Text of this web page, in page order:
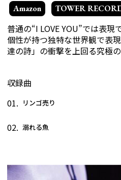
Amazon TOWER
普通の“I LOVE YOU”では表現
個性が持つ独特な世界観で表
達の詩」の衝撃を上回る究極の
収録曲
01. リンゴ売り
02. 溺れる魚